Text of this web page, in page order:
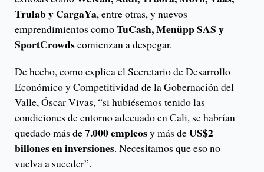
Trulab y CargaYa, entre otras, y nuevos
emprendimientos comoTuCash, Menüpp SAS y
SportCrowdscomienzan a despegar.
De hecho, como explica el Secretario de Desarrollo
Económico y Competitividad de la Gobernación del
Valle, Óscar Vivas, “si hubiésemos tenido las
condiciones de entorno adecuado en Cali, se habrían
quedado más de7.000 empleosy más deUS$2
billones en inversiones. Necesitamos que eso no
vuelva a suceder”.